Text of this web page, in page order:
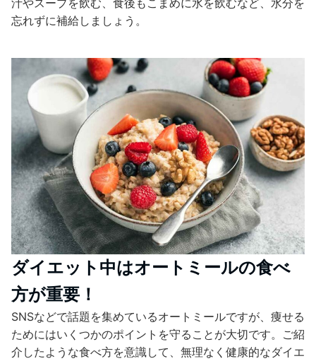
汁やスープを飲む、食後もこまめに水を飲むなど、水分を
忘れずに補給しましょう。
ダイエット中はオートミールの食べ
方が重要！
SNSなどで話題を集めているオートミールですが、痩せる
ためにはいくつかのポイントを守ることが大切です。ご紹
介したような食べ方を意識して、無理なく健康的なダイエ